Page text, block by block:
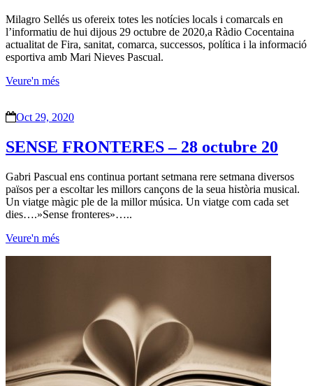
Milagro Sellés us ofereix totes les notícies locals i comarcals en
l’informatiu de hui dijous 29 octubre de 2020,a Ràdio Cocentaina
actualitat de Fira, sanitat, comarca, successos, política i la informació
esportiva amb Mari Nieves Pascual.
Veure'n més
Oct 29, 2020
SENSE FRONTERES – 28 octubre 20
Gabri Pascual ens continua portant setmana rere setmana diversos
països per a escoltar les millors cançons de la seua història musical.
Un viatge màgic ple de la millor música. Un viatge com cada set
dies….»Sense fronteres»…..
Veure'n més